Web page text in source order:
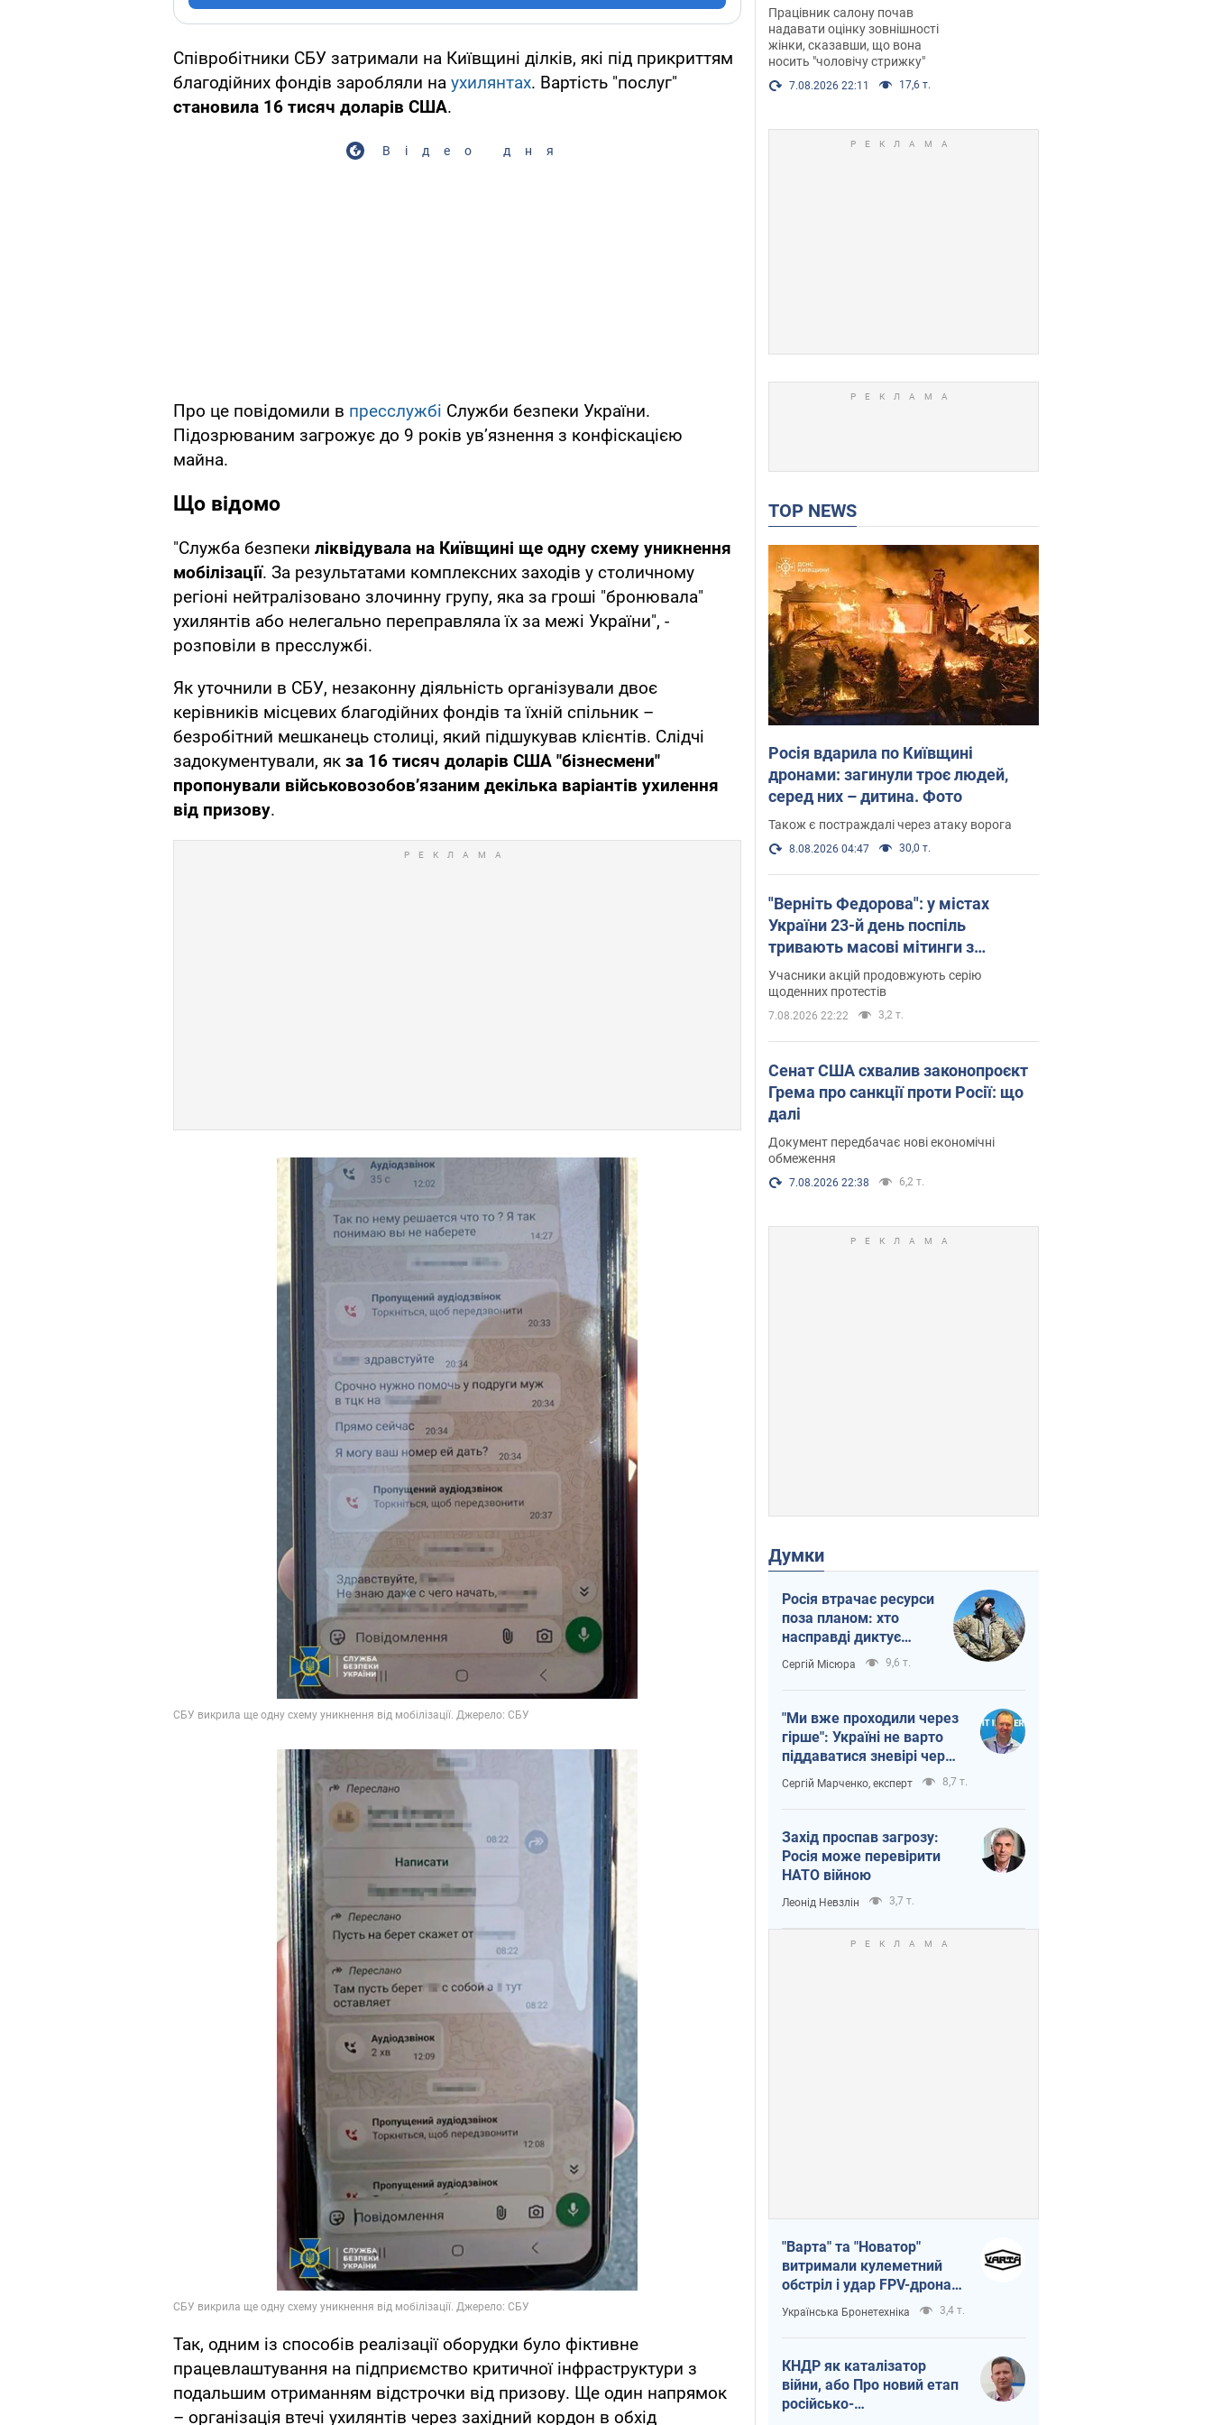
Співробітники СБУ затримали на Київщині ділків, які під прикриттям
благодійних фондів заробляли на ухилянтах. Вартість "послуг"
становила 16 тисяч доларів США.
Відео дня
Про це повідомили в пресслужбі Служби безпеки України.
Підозрюваним загрожує до 9 років ув’язнення з конфіскацією
майна.
Що відомо
"Служба безпеки ліквідувала на Київщині ще одну схему уникнення
мобілізації. За результатами комплексних заходів у столичному
регіоні нейтралізовано злочинну групу, яка за гроші "бронювала"
ухилянтів або нелегально переправляла їх за межі України", -
розповіли в пресслужбі.
Як уточнили в СБУ, незаконну діяльність організували двоє
керівників місцевих благодійних фондів та їхній спільник –
безробітний мешканець столиці, який підшукував клієнтів. Слідчі
задокументували, як за 16 тисяч доларів США "бізнесмени"
пропонували військовозобов’язаним декілька варіантів ухилення
від призову.
Так, одним із способів реалізації оборудки було фіктивне
працевлаштування на підприємство критичної інфраструктури з
подальшим отриманням відстрочки від призову. Ще один напрямок
– організація втечі ухилянтів через західний кордон в обхід
після хімієтерапії,
розгорівся скандал.
Фото
Працівник салону почав
надавати оцінку зовнішності
жінки, сказавши, що вона
носить "чоловічу стрижку"
7.08.2026 22:11 17,6 т.
TOP NEWS
Росія вдарила по Київщині
дронами: загинули троє людей,
серед них – дитина. Фото
Також є постраждалі через атаку ворога
8.08.2026 04:47 30,0 т.
"Верніть Федорова": у містах
України 23-й день поспіль
тривають масові мітинги з
картонками. Фото і відео
Учасники акцій продовжують серію
щоденних протестів
7.08.2026 22:22 3,2 т.
Сенат США схвалив законопроєкт
Грема про санкції проти Росії: що
далі
Документ передбачає нові економічні
обмеження
7.08.2026 22:38 6,2 т.
Думки
Росія втрачає ресурси
поза планом: хто
насправді диктує
темп війни
Сергій Місюра 9,6 т.
"Ми вже проходили через
гірше": Україні не варто
піддаватися зневірі через
ракетний терор
Сергій Марченко, експерт 8,7 т.
Захід проспав загрозу:
Росія може перевірити
НАТО війною
Леонід Невзлін 3,7 т.
"Варта" та "Новатор"
витримали кулеметний
обстріл і удар FPV-дрона,
врятувавши життя
офіцеру ЗСУ
Українська Бронетехніка 3,4 т.
КНДР як каталізатор
війни, або Про новий етап
російсько-